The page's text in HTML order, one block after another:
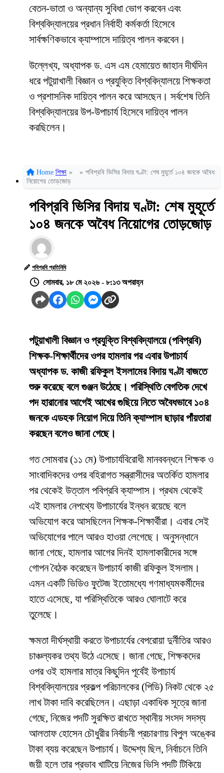
বেতন-ভাতা ও অন্যান্য সুবিধা ভোগ করবেন এবং
বিশ্ববিদ্যালয়ের প্রধান নির্বাহী কর্মকর্তা হিসেবে
সার্বক্ষণিকভাবে ক্যাম্পাসে দায়িত্ব পালন করবেন।
উল্লেখ্য, অধ্যাপক ড. এস এম হেমায়েত জাহান দীর্ঘদিন
ধরে পটুয়াখালী বিজ্ঞান ও প্রযুক্তি বিশ্ববিদ্যালয়ে শিক্ষকতা
ও প্রশাসনিক দায়িত্ব পালন করে আসছেন। সর্বশেষ তিনি
বিশ্ববিদ্যালয়ের উপ-উপাচার্য হিসেবে দায়িত্ব পালন
করছিলেন।
Home শিক্ষা » » পবিপ্রবি ভিসির বিদায় ঘণ্টা: শেষ মুহূর্তে ১০৪ জনকে অবৈধ
নিয়োগের তোড়জোড়
পবিপ্রবি ভিসির বিদায় ঘণ্টা: শেষ মুহূর্তে
১০৪ জনকে অবৈধ নিয়োগের তোড়জোড়
পবিপ্রবি প্রতিনিধি
সোমবার, ১৮ মে ২০২৬ - ৮:১৩ অপরাহ্ন
পটুয়াখালী বিজ্ঞান ও প্রযুক্তি বিশ্ববিদ্যালয়ে (পবিপ্রবি)
শিক্ষক-শিক্ষার্থীদের ওপর হামলার পর এবার উপাচার্য
অধ্যাপক ড. কাজী রফিকুল ইসলামের বিদায় ঘণ্টা বাজতে
শুরু করেছে বলে গুঞ্জন উঠেছে। পরিস্থিতি বেগতিক দেখে
পদ হারানোর আগেই আখের গুছিয়ে নিতে অবৈধভাবে ১০৪
জনকে এডহক নিয়োগ দিয়ে তিনি ক্যাম্পাস ছাড়ার পাঁয়তারা
করছেন বলেও জানা গেছে।
​গত সোমবার (১১ মে) উপাচার্যবিরোধী মানববন্ধনে শিক্ষক ও
সাংবাদিকদের ওপর বহিরাগত সন্ত্রাসীদের অতর্কিত হামলার
পর থেকেই উত্তাল পবিপ্রবি ক্যাম্পাস। প্রথম থেকেই
এই হামলার নেপথ্যে উপাচার্যের ইন্ধন রয়েছে বলে
অভিযোগ করে আসছিলেন শিক্ষক-শিক্ষার্থীরা। এবার সেই
অভিযোগের পালে আরও হাওয়া লেগেছে। অনুসন্ধানে
জানা গেছে, হামলার আগের দিনই হামলাকারীদের সঙ্গে
গোপন বৈঠক করেছেন উপাচার্য কাজী রফিকুল ইসলাম।
এমন একটি ভিডিও ফুটেজ ইতোমধ্যে গণমাধ্যমকর্মীদের
হাতে এসেছে, যা পরিস্থিতিকে আরও ঘোলাটে করে
তুলেছে।
​ক্ষমতা দীর্ঘস্থায়ী করতে উপাচার্যের বেপরোয়া দুর্নীতির আরও
চাঞ্চল্যকর তথ্য উঠে এসেছে। জানা গেছে, শিক্ষকদের
ওপর ওই হামলার মাত্র কিছুদিন পূর্বেই উপাচার্য
বিশ্ববিদ্যালয়ের প্রকল্প পরিচালকের (পিডি) নিকট থেকে ২৫
লাখ টাকা দাবি করেছিলেন। এছাড়া একাধিক সূত্রে জানা
গেছে, নিজের পদটি সুরক্ষিত রাখতে স্থানীয় সংসদ সদস্য
আলতাফ হোসেন চৌধুরীর নির্বাচনী প্রচারণায় বিপুল অঙ্কের
টাকা ব্যয় করেছেন উপাচার্য। উদ্দেশ্য ছিল, নির্বাচনে তিনি
জয়ী হলে তার প্রভাব খাটিয়ে নিজের ভিসি পদটি টিকিয়ে